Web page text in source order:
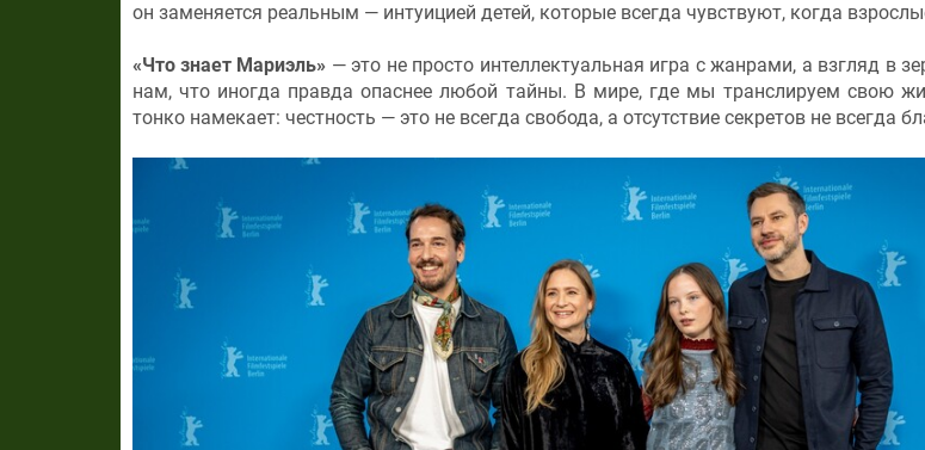
он заменяется реальным — интуицией детей, которые всегда чувствуют, когда
«Что знает Мариэль» — это не просто интеллектуальная игра с жанрами, а взгляд в
нам, что иногда правда опаснее любой тайны. В мире, где мы транслируем свою
тонко намекает: честность — это не всегда свобода, а отсутствие секретов не всегда